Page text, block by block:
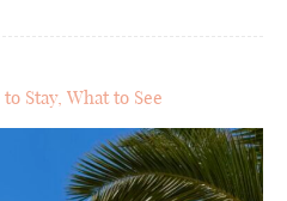
Stay, What to See